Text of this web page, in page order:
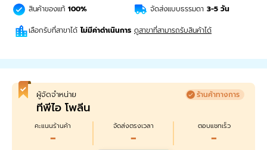
สินค้าของแท้ 100% จัดส่งแบบธรรมดา 3-5 วัน
เลือกรับที่สาขาได้ ไม่มีค่าดำเนินการ ดูสาขาที่สามารถรับสินค้าได้
ผู้จัดจำหน่าย ร้านค้าทางการ
ทีพีไอ โพลีน
คะแนนร้านค้า
-
จัดส่งตรงเวลา
-
ตอบแชทเร็ว
-